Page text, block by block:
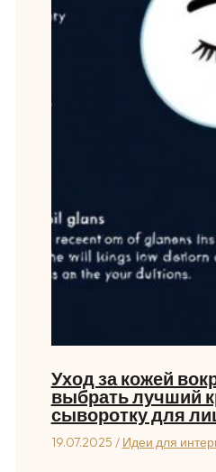
Уход за кожей
выбрать лучший
сыворотку для
19.07.2025 / Идеи для